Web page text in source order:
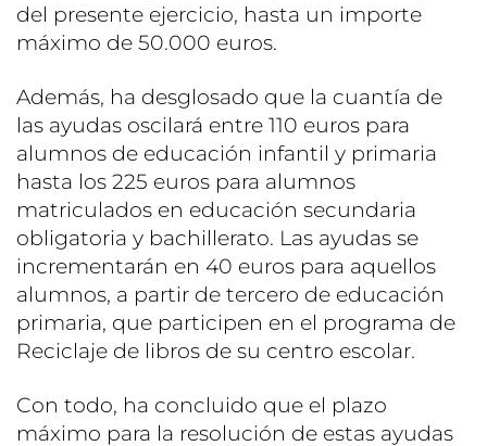
del presente ejercicio, hasta un importe
máximo de 50.000 euros.
Además, ha desglosado que la cuantía de
las ayudas oscilará entre 110 euros para
alumnos de educación infantil y primaria
hasta los 225 euros para alumnos
matriculados en educación secundaria
obligatoria y bachillerato. Las ayudas se
incrementarán en 40 euros para aquellos
alumnos, a partir de tercero de educación
primaria, que participen en el programa de
Reciclaje de libros de su centro escolar.
Con todo, ha concluido que el plazo
máximo para la resolución de estas ayudas